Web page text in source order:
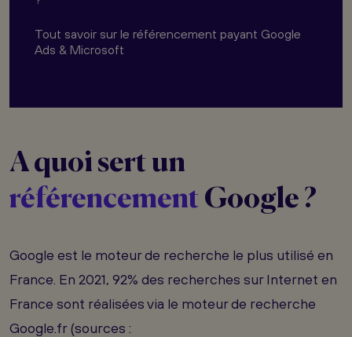
Tout savoir sur le référencement payant Google
Ads & Microsoft
A quoi sert un
référencement Google ?
Google est le moteur de recherche le plus utilisé en
France. En 2021, 92% des recherches sur Internet en
France sont réalisées via le moteur de recherche
Google.fr (sources :